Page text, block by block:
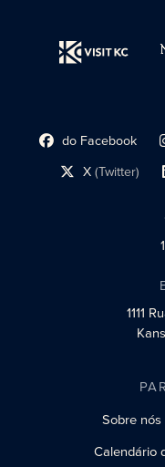
Link do perfil social
do Facebook
Link do perfil
X(Twitter)
1111
Sobre nós
Calendário